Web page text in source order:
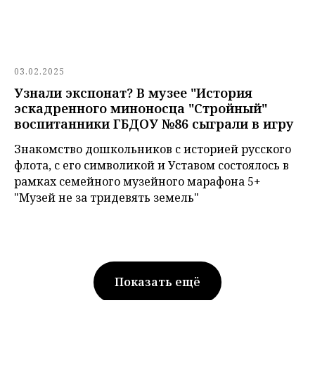
03.02.2025
Узнали экспонат? В музее "История
эскадренного миноносца "Стройный"
воспитанники ГБДОУ №86 сыграли в игру
Знакомство дошкольников с историей русского
флота, с его символикой и Уставом состоялось в
рамках семейного музейного марафона 5+
"Музей не за тридевять земель"
Показать ещё